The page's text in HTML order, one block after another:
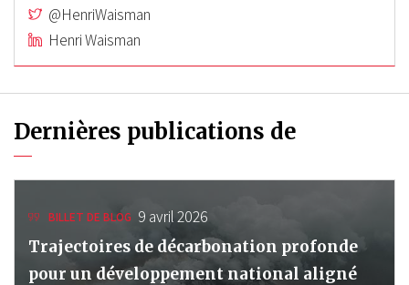
@HenriWaisman
Henri Waisman
Dernières publications de
BILLET DE BLOG 9 avril 2026
Trajectoires de décarbonation profonde
pour un développement national aligné